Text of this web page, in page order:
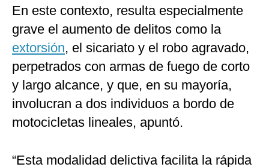
En este contexto, resulta especialmente
grave el aumento de delitos como la
extorsión, el sicariato y el robo agravado,
perpetrados con armas de fuego de corto
y largo alcance, y que, en su mayoría,
involucran a dos individuos a bordo de
motocicletas lineales, apuntó.
“Esta modalidad delictiva facilita la rápida